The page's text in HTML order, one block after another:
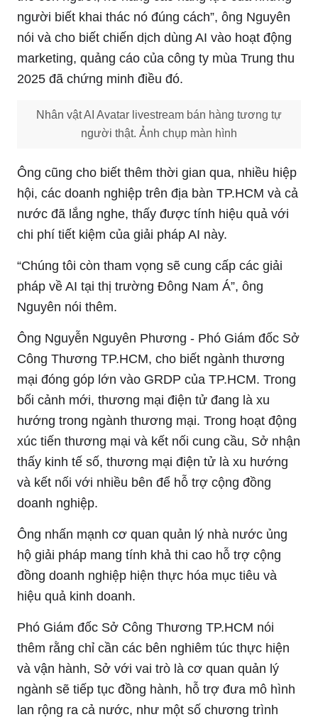
người biết khai thác nó đúng cách”, ông Nguyên
nói và cho biết chiến dịch dùng AI vào hoạt động
marketing, quảng cáo của công ty mùa Trung thu
2025 đã chứng minh điều đó.
Nhân vật AI Avatar livestream bán hàng tương tự
người thật. Ảnh chụp màn hình
Ông cũng cho biết thêm thời gian qua, nhiều hiệp
hội, các doanh nghiệp trên địa bàn TP.HCM và cả
nước đã lắng nghe, thấy được tính hiệu quả với
chi phí tiết kiệm của giải pháp AI này.
“Chúng tôi còn tham vọng sẽ cung cấp các giải
pháp về AI tại thị trường Đông Nam Á”, ông
Nguyên nói thêm.
Ông Nguyễn Nguyên Phương - Phó Giám đốc Sở
Công Thương TP.HCM, cho biết ngành thương
mại đóng góp lớn vào GRDP của TP.HCM. Trong
bối cảnh mới, thương mại điện tử đang là xu
hướng trong ngành thương mại. Trong hoạt động
xúc tiến thương mại và kết nối cung cầu, Sở nhận
thấy kinh tế số, thương mại điện tử là xu hướng
và kết nối với nhiều bên để hỗ trợ cộng đồng
doanh nghiệp.
Ông nhấn mạnh cơ quan quản lý nhà nước ủng
hộ giải pháp mang tính khả thi cao hỗ trợ cộng
đồng doanh nghiệp hiện thực hóa mục tiêu và
hiệu quả kinh doanh.
Phó Giám đốc Sở Công Thương TP.HCM nói
thêm rằng chỉ cần các bên nghiêm túc thực hiện
và vận hành, Sở với vai trò là cơ quan quản lý
ngành sẽ tiếp tục đồng hành, hỗ trợ đưa mô hình
lan rộng ra cả nước, như một số chương trình